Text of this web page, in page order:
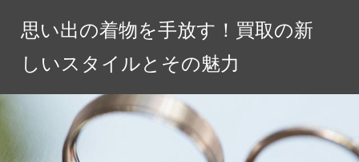
ツ
思い出の着物を手放す！買取の新
しいスタイルとその魅力